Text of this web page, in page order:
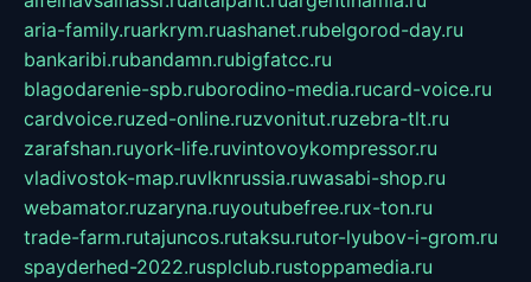
aria-family.ruarkrym.ruashanet.rubelgorod-day.ru
bankaribi.rubandamn.rubigfatcc.ru
blagodarenie-spb.ruborodino-media.rucard-voice.ru
cardvoice.ruzed-online.ruzvonitut.ruzebra-tlt.ru
zarafshan.ruyork-life.ruvintovoykompressor.ru
vladivostok-map.ruvlknrussia.ruwasabi-shop.ru
webamator.ruzaryna.ruyoutubefree.rux-ton.ru
trade-farm.rutajuncos.rutaksu.rutor-lyubov-i-grom.ru
spayderhed-2022.rusplclub.rustoppamedia.ru